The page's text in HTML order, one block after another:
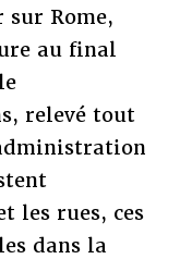
sur Rome,
au final
relevé tout
les rues, ces
dans la